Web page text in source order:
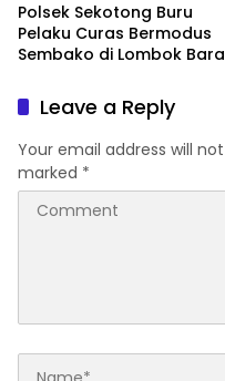
Polsek Sekotong Buru
Pelaku Curas Bermodus
Sembako di Lombok
HoaksLeave a Reply
Your email address will
marked *